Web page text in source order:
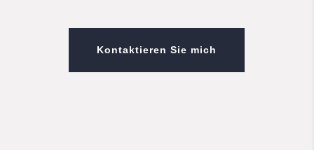
Kontaktieren Sie mich